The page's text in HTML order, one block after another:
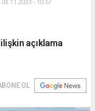
- 10:57
açıklama
OL